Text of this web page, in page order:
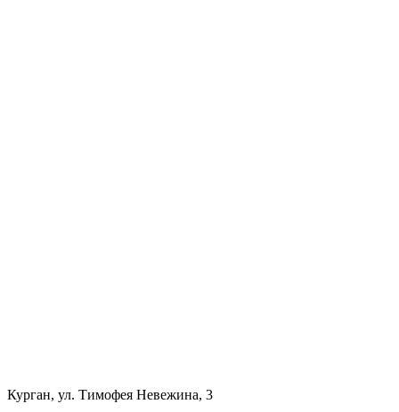
Курган, ул. Тимофея Невежина, 3